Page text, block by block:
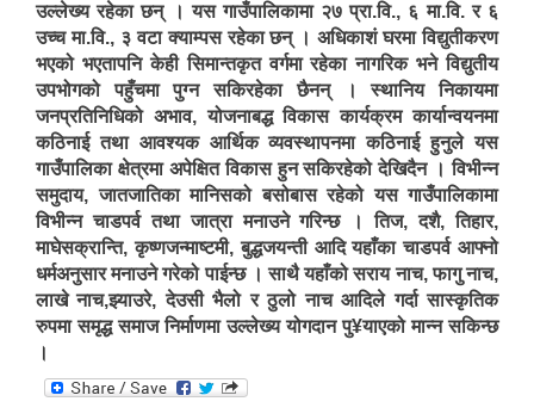
उल्लेख्य रहेका छन् । यस गाउँपालिकामा २७ प्रा.वि., ६ मा.वि. र ६
उच्च मा.वि., ३ वटा क्याम्पस रहेका छन् । अधिकाशं घरमा विद्युतीकरण
भएको भएतापनि केही सिमान्तकृत वर्गमा रहेका नागरिक भने विद्युतीय
उपभोगको पहुँचमा पुग्न सकिरहेका छैनन् । स्थानिय निकायमा
जनप्रतिनिधिको अभाव, योजनाबद्ध विकास कार्यक्रम कार्यान्वयनमा
कठिनाई तथा आवश्यक आर्थिक व्यवस्थापनमा कठिनाई हुनुले यस
गाउँपालिका क्षेत्रमा अपेक्षित विकास हुन सकिरहेको देखिदैन । विभीन्न
समुदाय, जातजातिका मानिसको बसोबास रहेको यस गाउँपालिकामा
विभीन्न चाडपर्व तथा जात्रा मनाउने गरिन्छ । तिज, दशै, तिहार,
माघेसक्रान्ति, कृष्णजन्माष्टमी, बुद्धजयन्ती आदि यहाँका चाडपर्व आफ्नो
धर्मअनुसार मनाउने गरेको पाईन्छ । साथै यहाँको सराय नाच, फागु नाच,
लाखे नाच,झ्याउरे, देउसी भैलो र ठुलो नाच आदिले गर्दा सास्कृतिक
रुपमा समृद्ध समाज निर्माणमा उल्लेख्य योगदान पु¥याएको मान्न सकिन्छ
।